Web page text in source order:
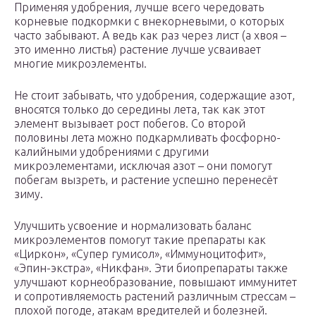
Применяя удобрения, лучше всего чередовать
корневые подкормки с внекорневыми, о которых
часто забывают. А ведь как раз через лист (а хвоя –
это именно листья) растение лучше усваивает
многие микроэлементы.
Не стоит забывать, что удобрения, содержащие азот,
вносятся только до середины лета, так как этот
элемент вызывает рост побегов. Со второй
половины лета можно подкармливать фосфорно-
калийными удобрениями с другими
микроэлементами, исключая азот – они помогут
побегам вызреть, и растение успешно перенесёт
зиму.
Улучшить усвоение и нормализовать баланс
микроэлементов помогут такие препараты как
«Циркон», «Супер гумисол», «Иммуноцитофит»,
«Эпин-экстра», «Никфан». Эти биопрепараты также
улучшают корнеобразование, повышают иммунитет
и сопротивляемость растений различным стрессам –
плохой погоде, атакам вредителей и болезней.